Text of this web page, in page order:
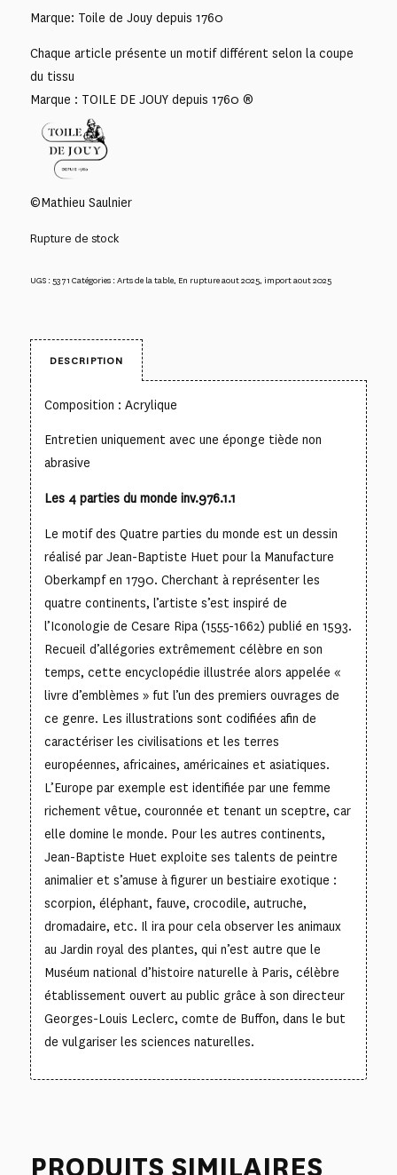
Marque: Toile de Jouy depuis 1760
Chaque article présente un motif différent selon la coupe
du tissu
Marque : TOILE DE JOUY depuis 1760 ®
©Mathieu Saulnier
Rupture de stock
UGS : 5371 Catégories :Arts de la table, En rupture aout 2025, import aout 2025
DESCRIPTION
Composition : Acrylique
Entretien uniquement avec une éponge tiède non
abrasive
Les 4 parties du monde inv.976.1.1
Le motif des Quatre parties du monde est un dessin
réalisé par Jean-Baptiste Huet pour la Manufacture
Oberkampf en 1790. Cherchant à représenter les
quatre continents, l’artiste s’est inspiré de
l’Iconologie de Cesare Ripa (1555-1662) publié en 1593.
Recueil d’allégories extrêmement célèbre en son
temps, cette encyclopédie illustrée alors appelée «
livre d’emblèmes » fut l’un des premiers ouvrages de
ce genre. Les illustrations sont codifiées afin de
caractériser les civilisations et les terres
européennes, africaines, américaines et asiatiques.
L’Europe par exemple est identifiée par une femme
richement vêtue, couronnée et tenant un sceptre, car
elle domine le monde. Pour les autres continents,
Jean-Baptiste Huet exploite ses talents de peintre
animalier et s’amuse à figurer un bestiaire exotique :
scorpion, éléphant, fauve, crocodile, autruche,
dromadaire, etc. Il ira pour cela observer les animaux
au Jardin royal des plantes, qui n’est autre que le
Muséum national d’histoire naturelle à Paris, célèbre
établissement ouvert au public grâce à son directeur
Georges-Louis Leclerc, comte de Buffon, dans le but
de vulgariser les sciences naturelles.